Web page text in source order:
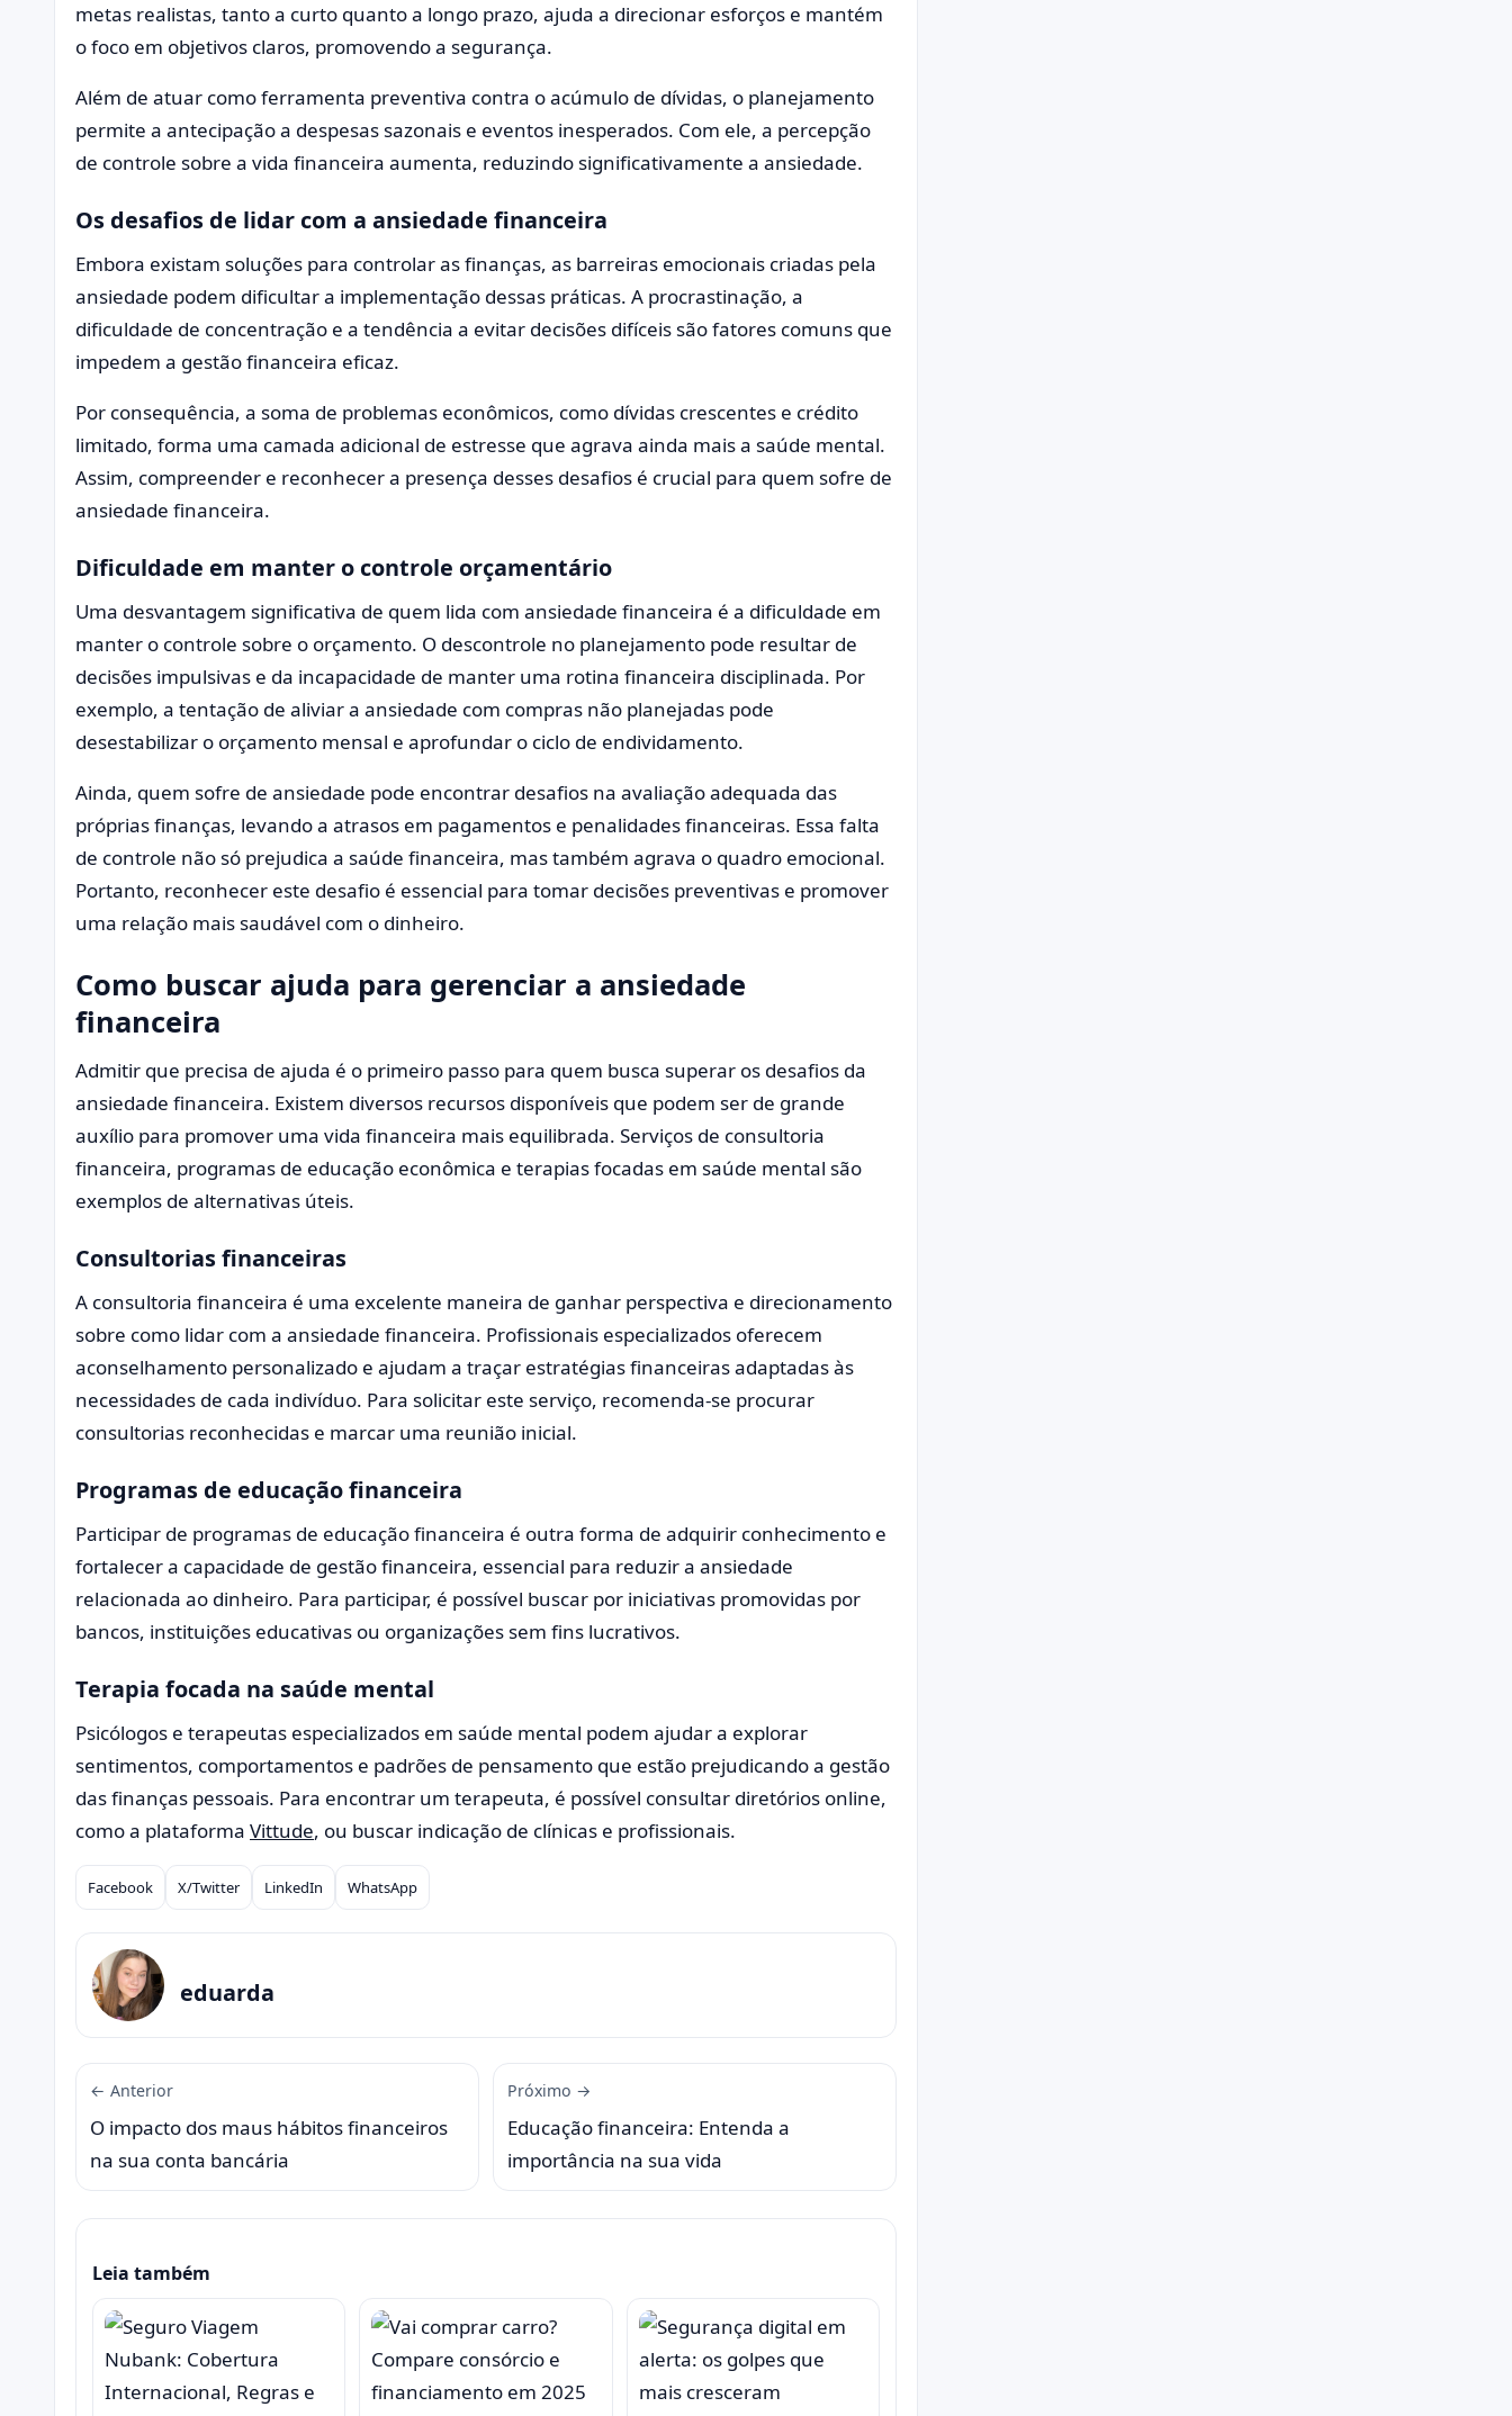
metas realistas, tanto a curto quanto a longo prazo, ajuda a direcionar esforços e mantém
o foco em objetivos claros, promovendo a segurança.
Além de atuar como ferramenta preventiva contra o acúmulo de dívidas, o planejamento
permite a antecipação a despesas sazonais e eventos inesperados. Com ele, a percepção
de controle sobre a vida financeira aumenta, reduzindo significativamente a ansiedade.
Os desafios de lidar com a ansiedade financeira
Embora existam soluções para controlar as finanças, as barreiras emocionais criadas pela
ansiedade podem dificultar a implementação dessas práticas. A procrastinação, a
dificuldade de concentração e a tendência a evitar decisões difíceis são fatores comuns que
impedem a gestão financeira eficaz.
Por consequência, a soma de problemas econômicos, como dívidas crescentes e crédito
limitado, forma uma camada adicional de estresse que agrava ainda mais a saúde mental.
Assim, compreender e reconhecer a presença desses desafios é crucial para quem sofre de
ansiedade financeira.
Dificuldade em manter o controle orçamentário
Uma desvantagem significativa de quem lida com ansiedade financeira é a dificuldade em
manter o controle sobre o orçamento. O descontrole no planejamento pode resultar de
decisões impulsivas e da incapacidade de manter uma rotina financeira disciplinada. Por
exemplo, a tentação de aliviar a ansiedade com compras não planejadas pode
desestabilizar o orçamento mensal e aprofundar o ciclo de endividamento.
Ainda, quem sofre de ansiedade pode encontrar desafios na avaliação adequada das
próprias finanças, levando a atrasos em pagamentos e penalidades financeiras. Essa falta
de controle não só prejudica a saúde financeira, mas também agrava o quadro emocional.
Portanto, reconhecer este desafio é essencial para tomar decisões preventivas e promover
uma relação mais saudável com o dinheiro.
Como buscar ajuda para gerenciar a ansiedade
financeira
Admitir que precisa de ajuda é o primeiro passo para quem busca superar os desafios da
ansiedade financeira. Existem diversos recursos disponíveis que podem ser de grande
auxílio para promover uma vida financeira mais equilibrada. Serviços de consultoria
financeira, programas de educação econômica e terapias focadas em saúde mental são
exemplos de alternativas úteis.
Consultorias financeiras
A consultoria financeira é uma excelente maneira de ganhar perspectiva e direcionamento
sobre como lidar com a ansiedade financeira. Profissionais especializados oferecem
aconselhamento personalizado e ajudam a traçar estratégias financeiras adaptadas às
necessidades de cada indivíduo. Para solicitar este serviço, recomenda-se procurar
consultorias reconhecidas e marcar uma reunião inicial.
Programas de educação financeira
Participar de programas de educação financeira é outra forma de adquirir conhecimento e
fortalecer a capacidade de gestão financeira, essencial para reduzir a ansiedade
relacionada ao dinheiro. Para participar, é possível buscar por iniciativas promovidas por
bancos, instituições educativas ou organizações sem fins lucrativos.
Terapia focada na saúde mental
Psicólogos e terapeutas especializados em saúde mental podem ajudar a explorar
sentimentos, comportamentos e padrões de pensamento que estão prejudicando a gestão
das finanças pessoais. Para encontrar um terapeuta, é possível consultar diretórios online,
como a plataforma Vittude, ou buscar indicação de clínicas e profissionais.
Compartilhar
Facebook X/Twitter LinkedIn WhatsApp
eduarda
← Anterior
O impacto dos maus hábitos financeiros
na sua conta bancária
Próximo →
Educação financeira: Entenda a
importância na sua vida
Leia também